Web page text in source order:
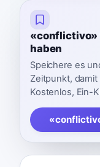
«conflictivo»
haben
Speichere es
Zeitpunkt,
Kostenlos, Ein-